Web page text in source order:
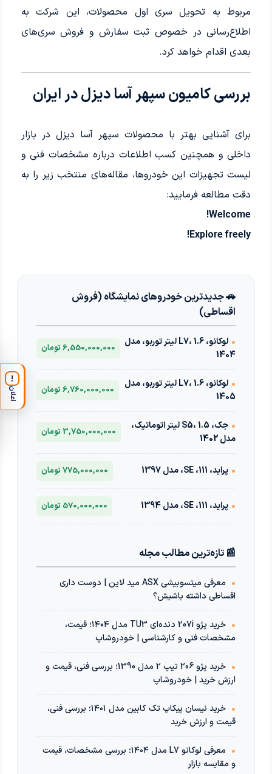
مربوط به تحویل سری اول محصولات، این شرکت به
اطلاع‌رسانی در خصوص ثبت سفارش و فروش سری‌های
بعدی اقدام خواهد کرد.
بررسی کامیون سپهر آسا دیزل در ایران
برای آشنایی بهتر با محصولات سپهر آسا دیزل در بازار
داخلی و همچنین کسب اطلاعات درباره مشخصات فنی و
لیست تجهیزات این خودروها، مقاله‌های منتخب زیر را به
دقت مطالعه فرمایید:
Welcome!
Explore freely!
🚗 جدیدترین خودروهای نمایشگاه (فروش
اقساطی)
•
لوکانو، L7، 1.6 لیتر توربو، مدل
1404
6,550,000,000 تومان
•
لوکانو، L7، 1.6 لیتر توربو، مدل
1405
6,760,000,000 تومان
•
جک، S5، 1.5 لیتر اتوماتیک،
مدل 1402
3,750,000,000 تومان
• پراید، 111، SE، مدل 1397 775,000,000 تومان
• پراید، 111، SE، مدل 1394 570,000,000 تومان
📰 تازه‌ترین مطالب مجله
•
معرفی میتسوبیشی ASX مید لاین | دوست داری
اقساطی داشته باشیش؟
•
خرید پژو 207i دنده‌ای TU3 مدل ۱۴۰۴؛ قیمت،
مشخصات فنی و کارشناسی | خودروشاپ
•
خرید پژو 206 تیپ 2 مدل 1390؛ بررسی فنی، قیمت و
ارزش خرید | خودروشاپ
•
خرید نیسان پیکاپ تک کابین مدل ۱۴۰۱؛ بررسی فنی،
قیمت و ارزش خرید
•
معرفی لوکانو L7 مدل ۱۴۰۴؛ بررسی مشخصات، قیمت
و مقایسه بازار
!
اعلان